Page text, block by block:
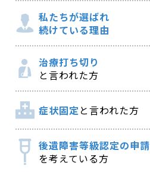
私たちが選ばれ
続けている理由
治療打ち切り
と言われた方
症状固定と言われた方
後遺障害等級認定の申請
を考えている方